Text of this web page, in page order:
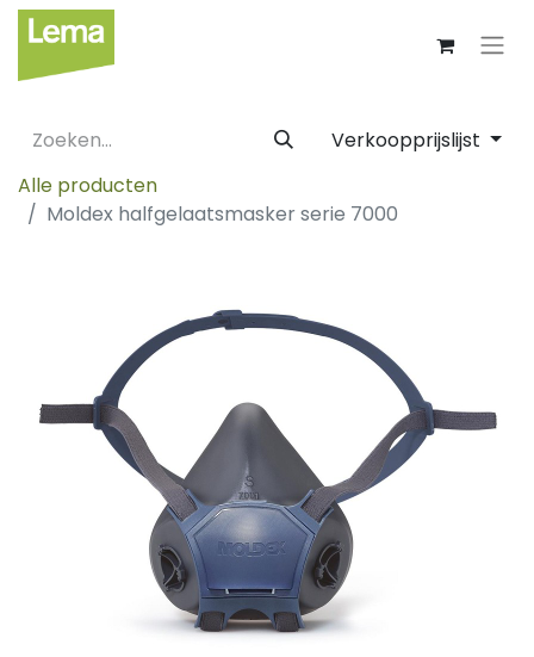
Verkoopprijslijst
Alle producten
Moldex halfgelaatsmasker serie 7000